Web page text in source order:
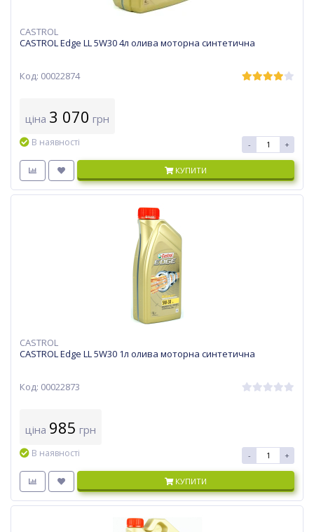
CASTROL
CASTROL Edge LL 5W30 4л олива моторна синтетична
Код: 00022874
ціна 3 070 грн
В наявності - +
КУПИТИ
CASTROL
CASTROL Edge LL 5W30 1л олива моторна синтетична
Код: 00022873
ціна 985 грн
В наявності - +
КУПИТИ